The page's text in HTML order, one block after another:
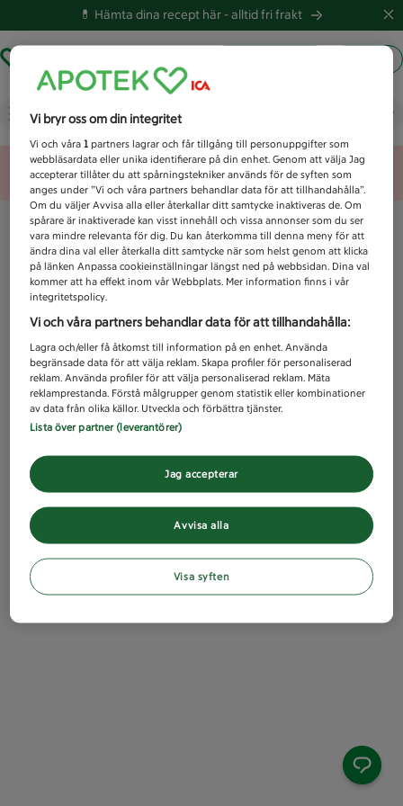
💊 Hämta dina recept här -alltid fri frakt
Vad letar du efter idag?
Unknown error
Vi bryr oss om din integritet
Vi och våra1 partners lagrar och får tillgång till personuppgifter som
webbläsardata eller unika identifierare på din enhet. Genom att välja Jag
accepterar tillåter du att spårningstekniker används för de syften som
anges under ”Vi och våra partners behandlar data för att tillhandahålla”.
Om du väljer Avvisa alla eller återkallar ditt samtycke inaktiveras de. Om
spårare är inaktiverade kan visst innehåll och vissa annonser som du ser
vara mindre relevanta för dig. Du kan återkomma till denna meny för att
ändra dina val eller återkalla ditt samtycke när som helst genom att klicka
på länken Anpassa cookieinställningar längst ned på webbsidan. Dina val
kommer att ha effekt inom vår Webbplats. Mer information finns i vår
integritetspolicy.
Vi och våra partners behandlar data för att tillhandahålla:
Lagra och/eller få åtkomst till information på en enhet. Använda
begränsade data för att välja reklam. Skapa profiler för personaliserad
reklam. Använda profiler för att välja personaliserad reklam. Mäta
reklamprestanda. Förstå målgrupper genom statistik eller kombinationer
av data från olika källor. Utveckla och förbättra tjänster.
Lista över partner (leverantörer)
Avvisa alla
Jag accepterar
Visa syften